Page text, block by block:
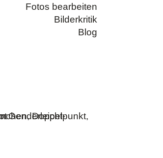
Fotos bearbeiten
Bilderkritik
Blog